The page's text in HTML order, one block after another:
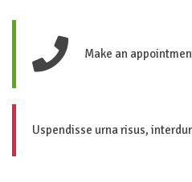
Make an
Uspendisse urna risus,